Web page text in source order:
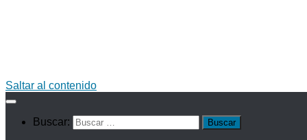
Saltar al contenido
Buscar: